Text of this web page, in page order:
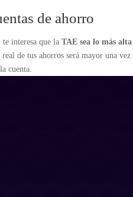
de ahorro
interesa que la TAE sea lo más alta
de tus ahorros será mayor una vez
cuenta.